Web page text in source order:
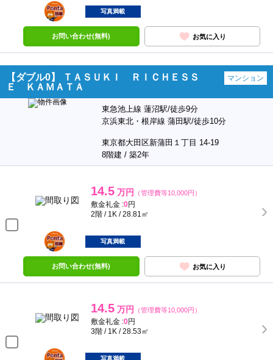
ポンタ
部屋
写真満載
お問い合わせ(無料) お気に入り
【ダブル0】 ＴＡＳＵＫＩ ＲＩＣＨＥＳＳ
Ｅ ＫＡＭＡＴＡ
マンション
東急池上線 蓮沼駅/徒歩9分
京浜東北・根岸線 蒲田駅/徒歩10分
東京都大田区新蒲田１丁目 14-19
8階建 / 築2年
14.5 万円 （管理費等10,000円）
敷金礼金 :0円
2階 / 1K / 28.81㎡
ポンタ
部屋
写真満載
お問い合わせ(無料) お気に入り
14.5 万円 （管理費等10,000円）
敷金礼金 :0円
3階 / 1K / 28.53㎡
ポンタ
部屋
写真満載